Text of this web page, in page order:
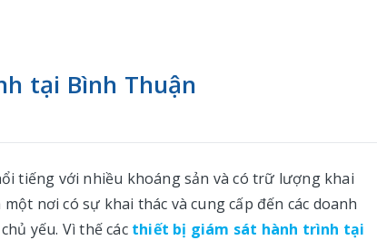
tại Bình Thuận
tiếng với nhiều khoáng sản và có trữ lượng khai
nơi có sự khai thác và cung cấp đến các doanh
yếu. Vì thế các thiết bị giám sát hành trình tại